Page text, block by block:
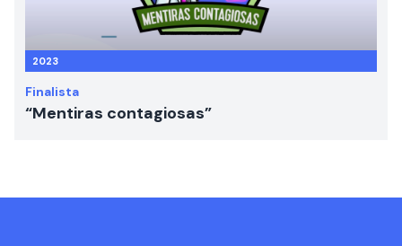
2023
Finalista
“Mentiras contagiosas”